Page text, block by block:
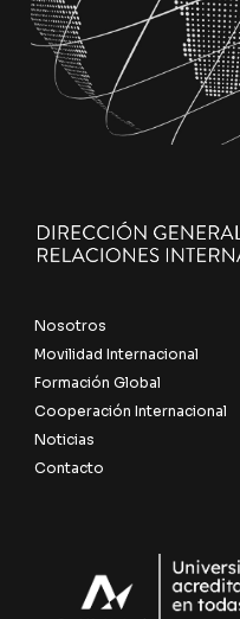
Nosotros
Movilidad Internacional
Formación Global
Cooperación Internacional
Noticias
Contacto